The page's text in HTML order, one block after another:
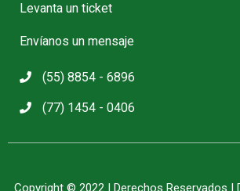
Levanta un ticket
Envíanos un mensaje
(55) 8854 - 6896
(77) 1454 - 0406
Copyright © 2022 | Derechos Reservados |